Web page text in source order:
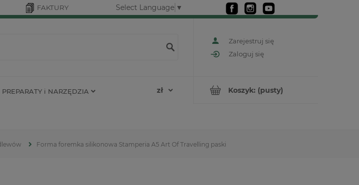
FAKTURY Select Language ▼
Zarejestruj się
Zaloguj się
Koszyk: (pusty)
PREPARATY i NARZĘDZIA
Forma foremka silikonowa Stamperia A5 Art Of Travelling paski